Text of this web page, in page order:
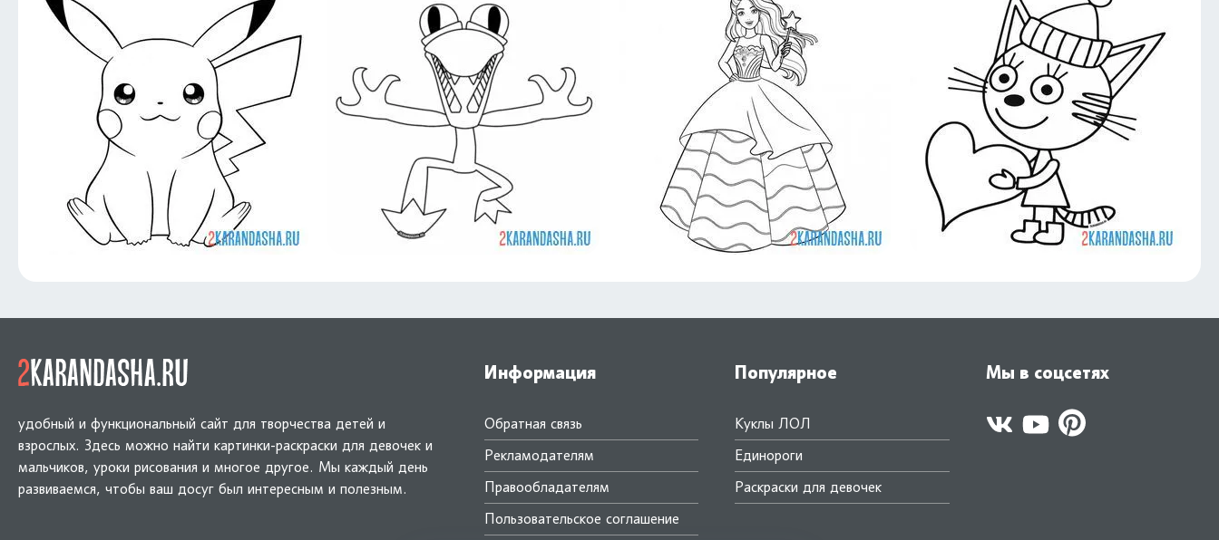
удобный и функциональный сайт для творчества детей и
взрослых. Здесь можно найти картинки-раскраски для девочек и
мальчиков, уроки рисования и многое другое. Мы каждый день
развиваемся, чтобы ваш досуг был интересным и полезным.
Информация
Обратная связь
Рекламодателям
Правообладателям
Пользовательское соглашение
Популярное
Куклы ЛОЛ
Единороги
Раскраски для девочек
Мы в соцсетях